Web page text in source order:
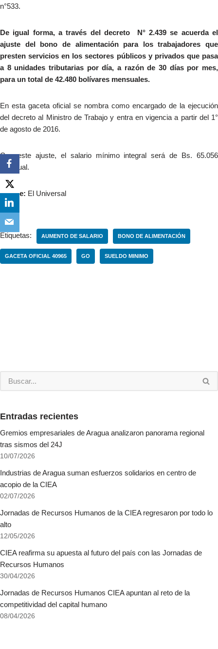
n°533.
De igual forma, a través del decreto N° 2.439 se acuerda el
ajuste del bono de alimentación para los trabajadores que
presten servicios en los sectores públicos y privados que pasa
a 8 unidades tributarias por día, a razón de 30 días por mes,
para un total de 42.480 bolívares mensuales.
En esta gaceta oficial se nombra como encargado de la ejecución
del decreto al Ministro de Trabajo y entra en vigencia a partir del 1°
de agosto de 2016.
Con este ajuste, el salario mínimo integral será de Bs. 65.056
mensual.
Fuente: El Universal
Etiquetas: AUMENTO DE SALARIO BONO DE ALIMENTACIÓN
GACETA OFICIAL 40965 GO SUELDO MINIMO
Entradas recientes
Gremios empresariales de Aragua analizaron panorama regional
tras sismos del 24J
10/07/2026
Industrias de Aragua suman esfuerzos solidarios en centro de
acopio de la CIEA
02/07/2026
Jornadas de Recursos Humanos de la CIEA regresaron por todo lo
alto
12/05/2026
CIEA reafirma su apuesta al futuro del país con las Jornadas de
Recursos Humanos
30/04/2026
Jornadas de Recursos Humanos CIEA apuntan al reto de la
competitividad del capital humano
08/04/2026